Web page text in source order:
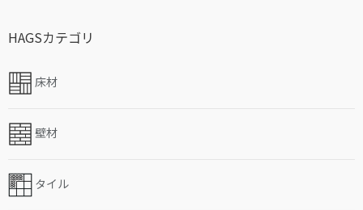
HAGSカテゴリ
床材
壁材
タイル